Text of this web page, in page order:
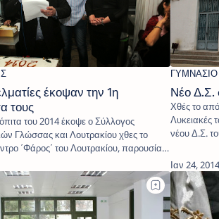
έκοψαν την 1η
τους
του 2014 έκοψε ο Σύλλογος
Γλώσσας και Λουτρακίου χθες το
΄Φάρος΄ του Λουτρακίου, παρουσία
Νέο Δ.Σ.
Χθές το
Λυκειακές
νέου Δ.Σ.